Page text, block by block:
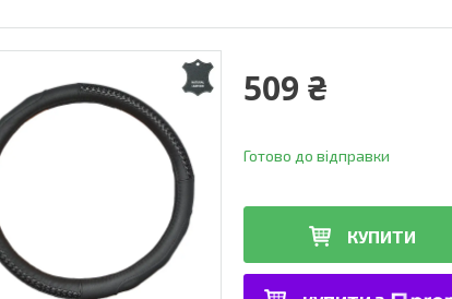
509 ₴
Готово до відправки
КУПИТИ